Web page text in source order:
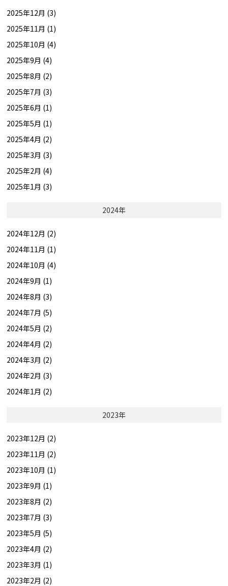
2025年12月 (3)
2025年11月 (1)
2025年10月 (4)
2025年9月 (4)
2025年8月 (2)
2025年7月 (3)
2025年6月 (1)
2025年5月 (1)
2025年4月 (2)
2025年3月 (3)
2025年2月 (4)
2025年1月 (3)
2024年
2024年12月 (2)
2024年11月 (1)
2024年10月 (4)
2024年9月 (1)
2024年8月 (3)
2024年7月 (5)
2024年5月 (2)
2024年4月 (2)
2024年3月 (2)
2024年2月 (3)
2024年1月 (2)
2023年
2023年12月 (2)
2023年11月 (2)
2023年10月 (1)
2023年9月 (1)
2023年8月 (2)
2023年7月 (3)
2023年5月 (5)
2023年4月 (2)
2023年3月 (1)
2023年2月 (2)